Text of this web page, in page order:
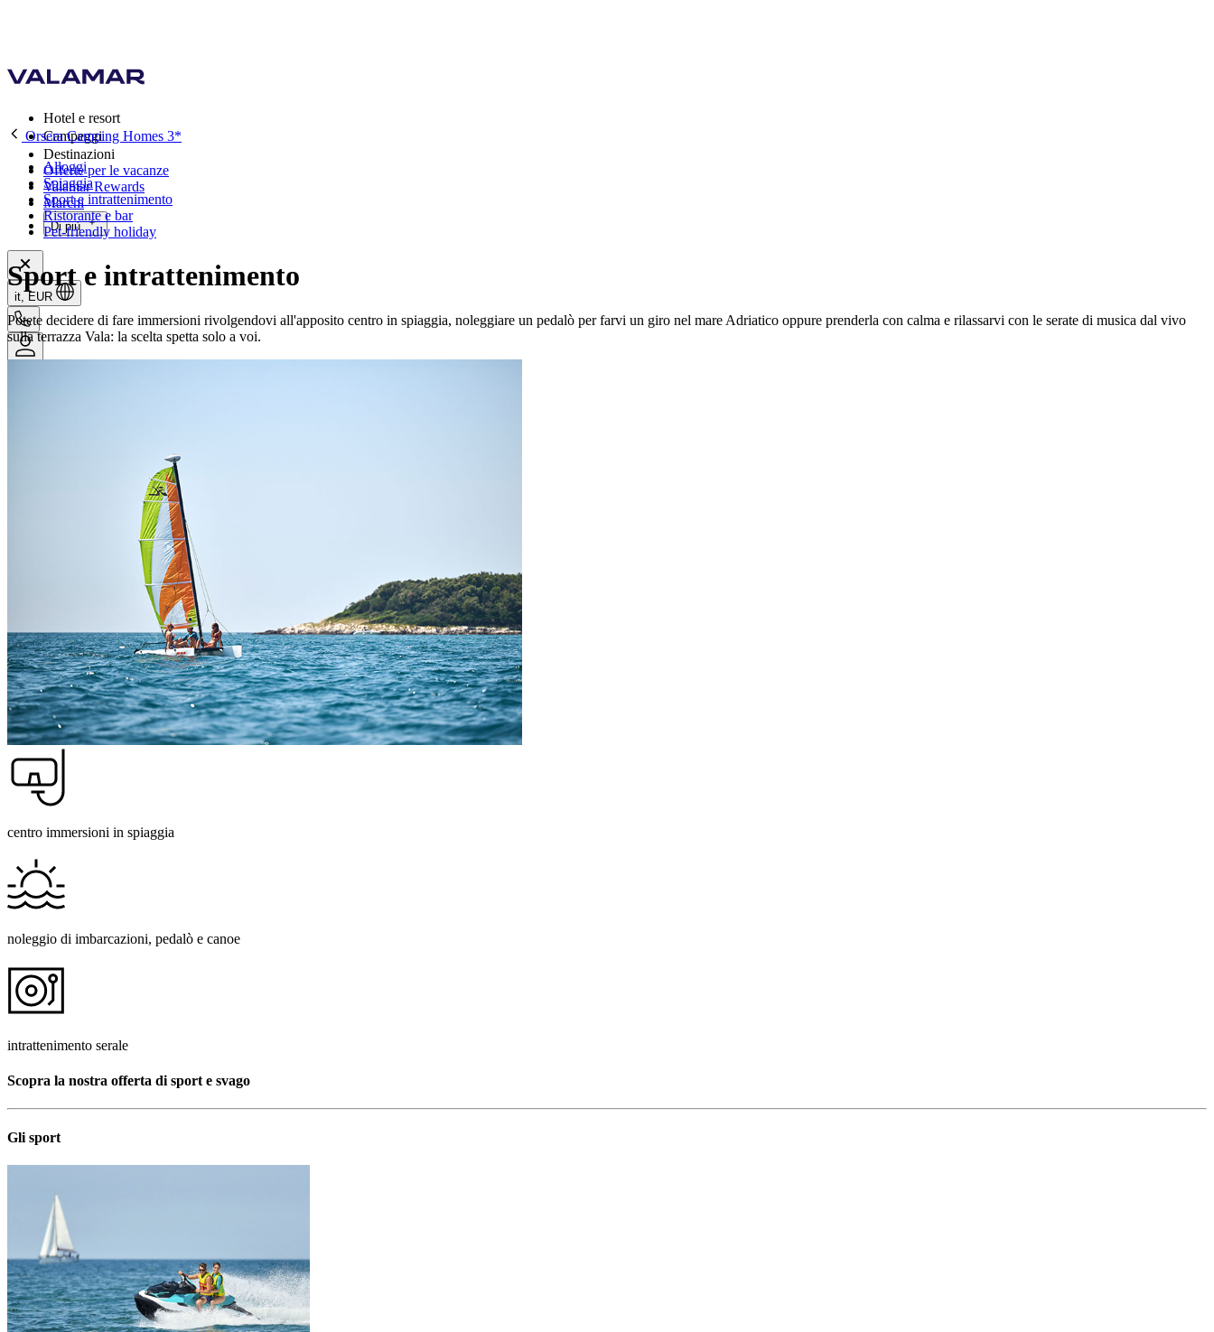
Hotel e resort
Campeggi
Destinazioni
Offerte per le vacanze
Valamar Rewards
Marchi
Di più
it, EUR
Orsera Camping Homes 3*
Alloggi
Spiaggia
Sport e intrattenimento
Ristorante e bar
Pet-friendly holiday
Sport e intrattenimento
Potete decidere di fare immersioni rivolgendovi all'apposito centro in spiaggia, noleggiare un pedalò per farvi un giro nel mare Adriatico oppure prenderla con calma e rilassarvi con le serate di musica dal vivo
sulla terrazza Vala: la scelta spetta solo a voi.
centro immersioni in spiaggia
noleggio di imbarcazioni, pedalò e canoe
intrattenimento serale
Scopra la nostra offerta di sport e svago
Gli sport